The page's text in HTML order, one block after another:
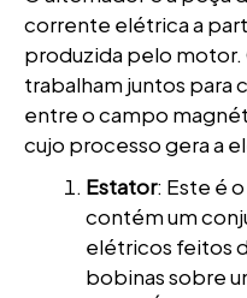
corrente elétrica a
produzida pelo
trabalham juntos para
entre o campo
cujo processo gera a
Estator: Este é
contém um
elétricos feitos
bobinas sobre